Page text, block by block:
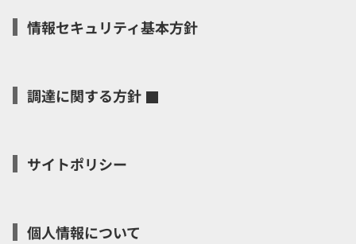
情報セキュリティ基本方針
調達に関する方針
サイトポリシー
個人情報について